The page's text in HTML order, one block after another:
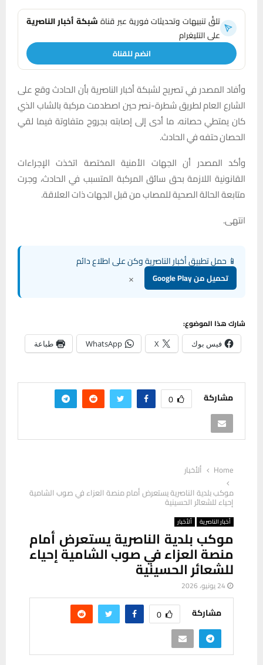
تلقَّ تنبيهات وتحديثات فورية عبر قناةشبكة أخبار الناصرية
على التليغرام
انضم للقناة
وأفاد المصدر في تصريح لشبكة أخبار الناصرية بأن الحادث وقع على
الشارع العام لطريق شطرة-نصر حين اصطدمت مركبة بالشاب الذي
كان يمتطي حصانه، ما أدى إلى إصابته بجروح متفاوتة فيما لقي
الحصان حتفه في الحادث.
وأكد المصدر أن الجهات الأمنية المختصة اتخذت الإجراءات
القانونية اللازمة بحق سائق المركبة المتسبب في الحادث، وجرت
متابعة الحالة الصحية للمصاب من قبل الجهات ذات العلاقة.
انتهى.
📱 حمل تطبيق أخبار الناصرية وكن على اطلاع دائم
تحميل من Google Play ×
شارك هذا الموضوع:
فيس بوك X
WhatsApp طباعة
مشاركة 0
Home
ألأخبار
موكب بلدية الناصرية يستعرض أمام منصة العزاء في صوب الشامية
إحياء للشعائر الحسينية
أخبار الناصرية ألأخبار
موكب بلدية الناصرية يستعرض أمام
منصة العزاء في صوب الشامية إحياء
للشعائر الحسينية
24 يونيو، 2026
مشاركة 0